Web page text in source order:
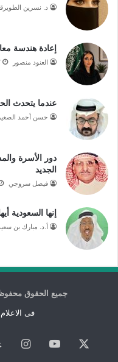
د. نسرين
إعادة هندسة
العنود منصور
عندما يتحدث
حسن أحمد الصغير
دور الأسرة
الجديد
فيصل سروجي
إنها السعودية
أ.د. مبارك بن
جميع الحقوق
فى الاعلام
‫YouTube